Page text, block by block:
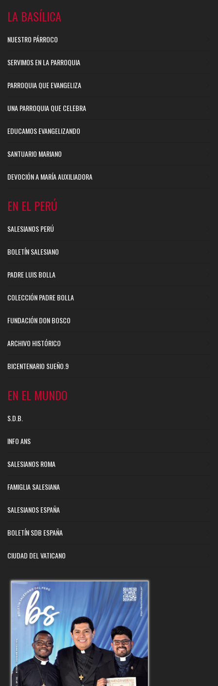
LA BASÍLICA
NUESTRO PÁRROCO
SERVIMOS EN LA PARROQUIA
PARROQUIA QUE EVANGELIZA
UNA PARROQUIA QUE CELEBRA
EDUCAMOS EVANGELIZANDO
SANTUARIO MARIANO
DEVOCIÓN A MARÍA AUXILIADORA
EN EL PERÚ
SALESIANOS PERÚ
BOLETÍN SALESIANO
PADRE LUIS BOLLA
COLECCIÓN PADRE BOLLA
FUNDACIÓN DON BOSCO
ARCHIVO HISTÓRICO
BICENTENARIO SUEÑO.9
EN EL MUNDO
S.D.B.
INFO ANS
SALESIANOS ROMA
FAMIGLIA SALESIANA
SALESIANOS ESPAÑA
BOLETÍN SDB ESPAÑA
CIUDAD DEL VATICANO